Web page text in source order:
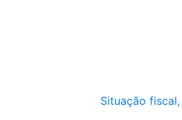
Situação